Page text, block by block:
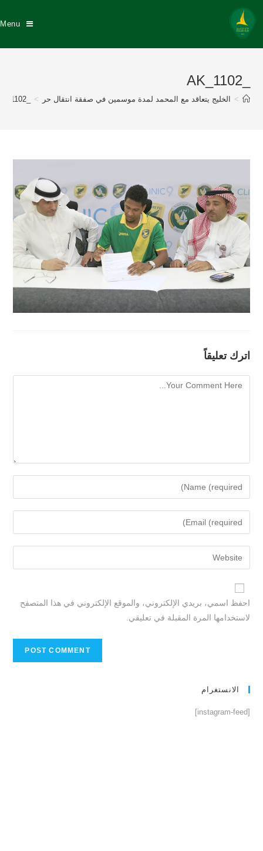
Menu
> الخليج يتعاقد مع المحمد لمدة موسمين في صفقة انتقال حر >
_AK_1102
اترك تعليقاً
احفظ اسمي، بريدي الإلكتروني، والموقع الإلكتروني في هذا المتصفح
لاستخدامها المرة المقبلة في تعليقي.
الانستغرام
[instagram-feed]